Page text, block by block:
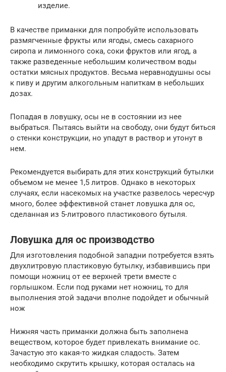
изделие.
В качестве приманки для попробуйте использовать
размягченные фрукты или ягоды, смесь сахарного
сиропа и лимонного сока, соки фруктов или ягод, а
также разведенные небольшим количеством воды
остатки мясных продуктов. Весьма неравнодушны осы
к пиву и другим алкогольным напиткам в небольших
дозах.
Попадая в ловушку, осы не в состоянии из нее
выбраться. Пытаясь выйти на свободу, они будут биться
о стенки конструкции, но упадут в раствор и утонут в
нем.
Рекомендуется выбирать для этих конструкций бутылки
объемом не менее 1,5 литров. Однако в некоторых
случаях, если насекомых на участке развелось чересчур
много, более эффективной станет ловушка для ос,
сделанная из 5-литрового пластикового бутыля.
Ловушка для ос производство
Для изготовления подобной западни потребуется взять
двухлитровую пластиковую бутылку, избавившись при
помощи ножниц от ее верхней трети вместе с
горлышком. Если под руками нет ножниц, то для
выполнения этой задачи вполне подойдет и обычный
нож
Нижняя часть приманки должна быть заполнена
веществом, которое будет привлекать внимание ос.
Зачастую это какая-то жидкая сладость. Затем
необходимо скрутить крышку, которая осталась на